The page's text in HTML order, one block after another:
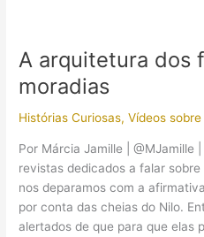
A arquitetura dos
moradias
Histórias Curiosas,Vídeos
Por Márcia Jamille | @MJamille
revistas dedicados a falar
nos deparamos com a
por conta das cheias do Nilo.
alertados de que para que elas